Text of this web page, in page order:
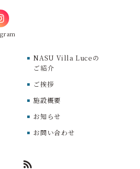
NASU Villa Luceの
ご紹介
ご挨拶
施設概要
お知らせ
お問い合わせ